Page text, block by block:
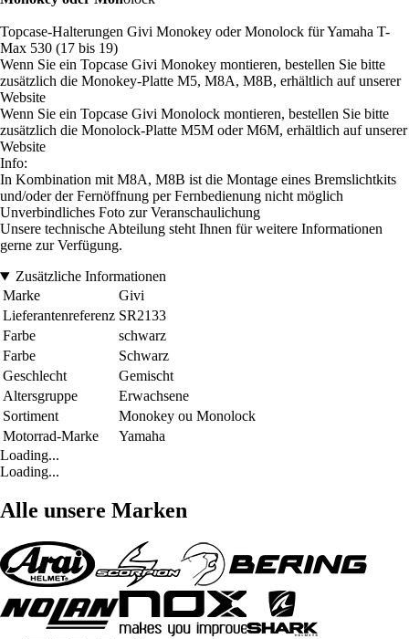
Topcase-Halterungen Givi Monokey oder Monolock für Yamaha T-
Max 530 (17 bis 19)
Wenn Sie ein Topcase Givi Monokey montieren, bestellen Sie bitte
zusätzlich die Monokey-Platte M5, M8A, M8B, erhältlich auf unserer
Website
Wenn Sie ein Topcase Givi Monolock montieren, bestellen Sie bitte
zusätzlich die Monolock-Platte M5M oder M6M, erhältlich auf unserer
Website
Info:
In Kombination mit M8A, M8B ist die Montage eines Bremslichtkits
und/oder der Fernöffnung per Fernbedienung nicht möglich
Unverbindliches Foto zur Veranschaulichung
Unsere technische Abteilung steht Ihnen für weitere Informationen
gerne zur Verfügung.
Zusätzliche Informationen
Marke
Givi
Lieferantenreferenz SR2133
Farbe
schwarz
Farbe
Schwarz
Geschlecht
Gemischt
Altersgruppe
Erwachsene
Sortiment
Monokey ou Monolock
Motorrad-Marke
Yamaha
Loading...
Loading...
Alle unsere Marken